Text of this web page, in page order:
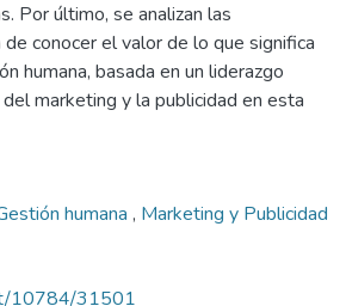
Por último, se analizan las
conocer el valor de lo que significa
humana, basada en un liderazgo
marketing y la publicidad en esta
humana , Marketing y Publicidad
10784/31501